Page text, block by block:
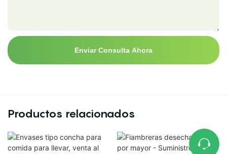
Enviar Consulta Ahora
Productos relacionados